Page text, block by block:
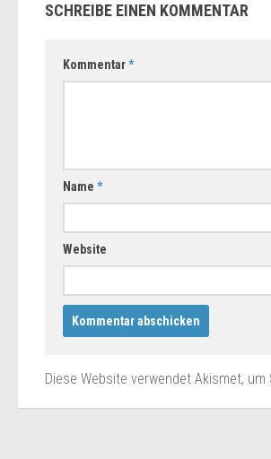
SCHREIBE EINEN KOMMENTAR
Kommentar*
Name *
Website
Diese Website verwendet Akismet, um